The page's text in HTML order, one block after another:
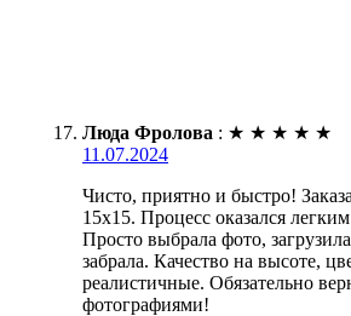
Люда Фролова : ★ ★ ★ ★ ★
11.07.2024
Чисто, приятно и быстро!
15х15. Процесс оказался
Просто выбрала фото,
забрала. Качество на высоте,
реалистичные. Обязательно
фотографиями!